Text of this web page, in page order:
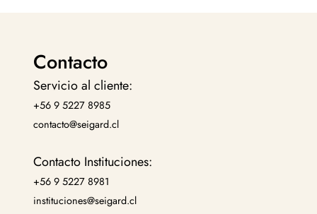
Contacto
Servicio al cliente:
+56 9 5227 8985
contacto@seigard.cl
Contacto Instituciones:
+56 9 5227 8981
instituciones@seigard.cl